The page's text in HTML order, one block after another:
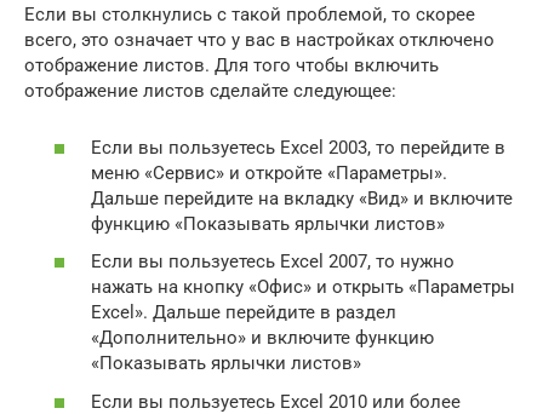
Если вы столкнулись с такой проблемой, то скорее
всего, это означает что у вас в настройках отключено
отображение листов. Для того чтобы включить
отображение листов сделайте следующее:
Если вы пользуетесь Excel 2003, то перейдите в
меню «Сервис» и откройте «Параметры».
Дальше перейдите на вкладку «Вид» и включите
функцию «Показывать ярлычки листов»
Если вы пользуетесь Excel 2007, то нужно
нажать на кнопку «Офис» и открыть «Параметры
Excel». Дальше перейдите в раздел
«Дополнительно» и включите функцию
«Показывать ярлычки листов»
Если вы пользуетесь Excel 2010 или более